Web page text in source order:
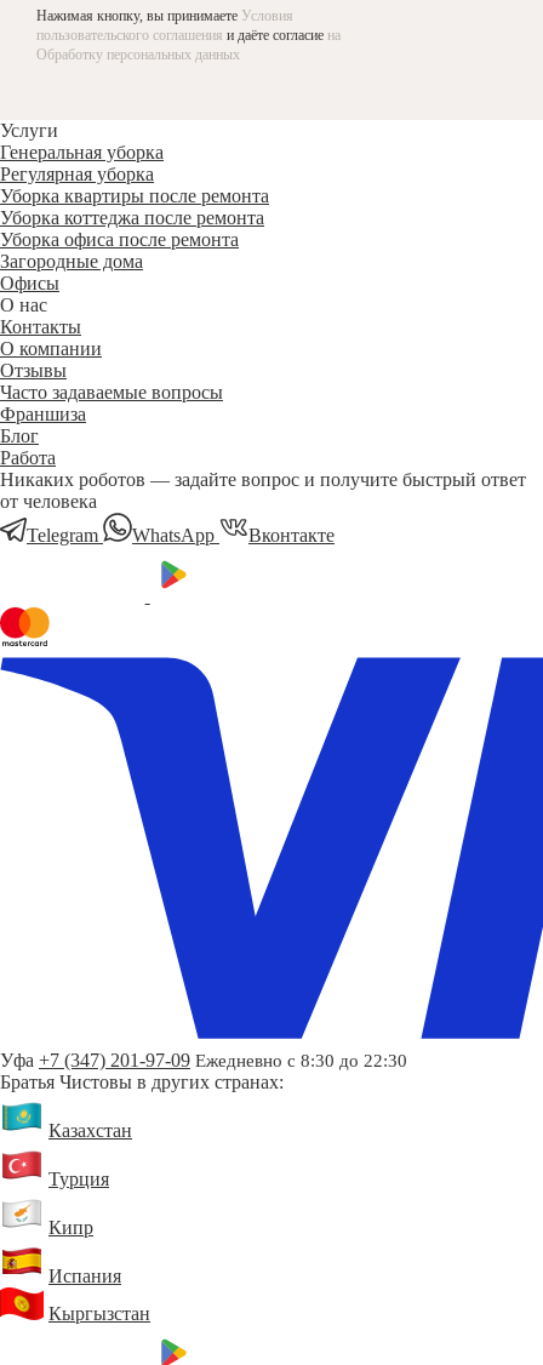
Нажимая кнопку, вы принимаете Условия
пользовательского соглашения и даёте согласие на
Обработку персональных данных
Услуги
Генеральная уборка
Регулярная уборка
Уборка квартиры после ремонта
Уборка коттеджа после ремонта
Уборка офиса после ремонта
Загородные дома
Офисы
О нас
Контакты
О компании
Отзывы
Часто задаваемые вопросы
Франшиза
Блог
Работа
Никаких роботов — задайте вопрос и получите быстрый ответ
от человека
Telegram
WhatsApp Вконтакте
Уфа +7 (347) 201-97-09 Ежедневно с 8:30 до 22:30
Братья Чистовы в других странах:
Казахстан
Турция
Кипр
Испания
Кыргызстан